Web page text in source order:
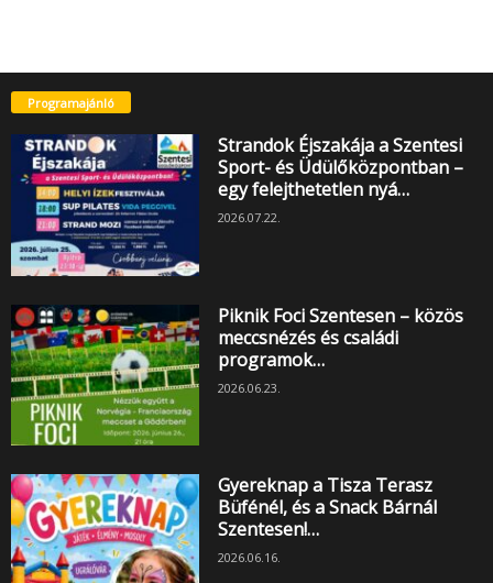
Programajánló
Strandok Éjszakája a Szentesi
Sport- és Üdülőközpontban –
egy felejthetetlen nyá…
2026.07.22.
Piknik Foci Szentesen – közös
meccsnézés és családi
programok…
2026.06.23.
Gyereknap a Tisza Terasz
Büfénél, és a Snack Bárnál
Szentesen!…
2026.06.16.